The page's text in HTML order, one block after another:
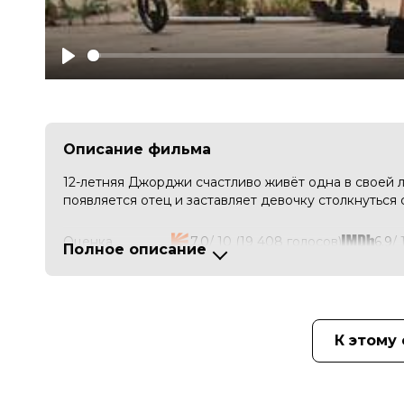
Play
Описание фильма
12-летняя Джорджи счастливо живёт одна в
появляется отец и заставляет девочку столкнуться
Оценка 7.0 / 10 (19 408 голосов) 6.9 /
Год
2023
Страна
Великобритания
Боукетт, Амбрин Разия, Ayokunle
Тео Бэрроуклоу, Kareem
Полное описание
К